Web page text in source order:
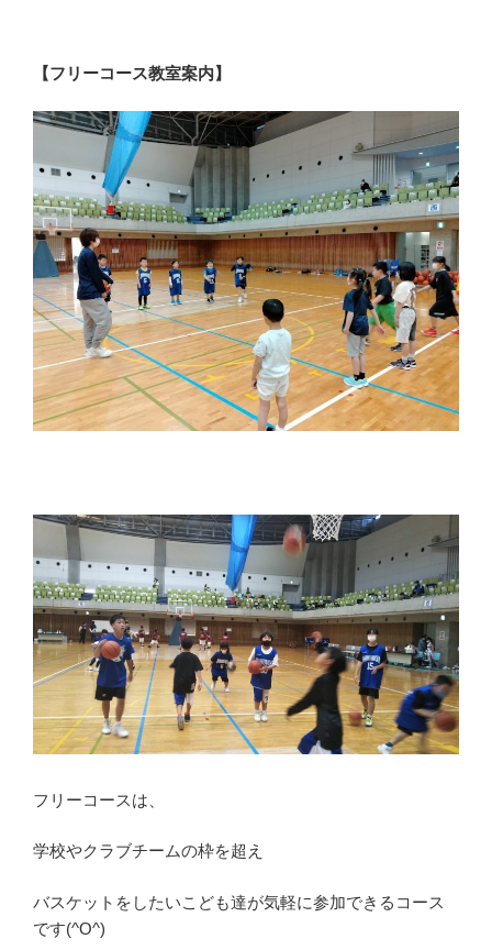
【フリーコース教室案内】
フリーコースは、
学校やクラブチームの枠を超え
バスケットをしたいこども達が気軽に参加できるコース
です(^O^)